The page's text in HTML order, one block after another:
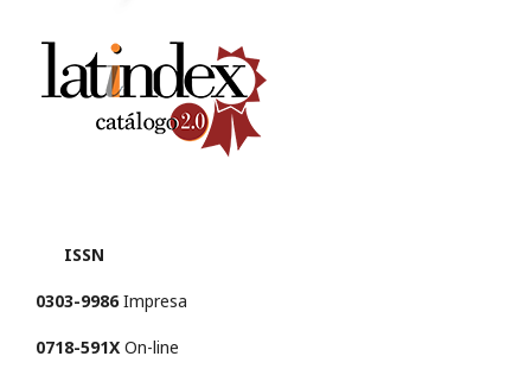
ISSN
0303-9986Impresa
0718-591X On-line